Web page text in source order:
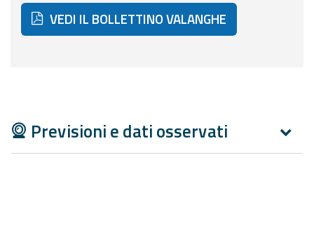
Operational
Tools
Useful info
VEDI IL BOLLETTINO VALANGHE
Previsioni e dati osservati